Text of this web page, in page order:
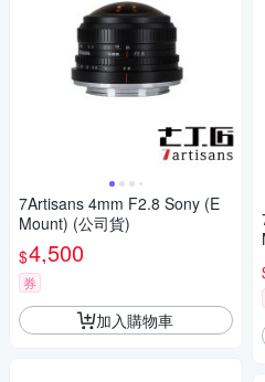
7Artisans 4mm F2.8 Sony (E
Mount) (公司貨)
$4,500
券
加入購物車